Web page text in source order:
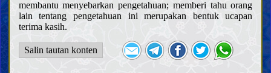
membantu menyebarkan pengetahuan; memberi tahu orang
lain tentang pengetahuan ini merupakan bentuk ucapan
terima kasih.
Salin tautan konten
Memahami iman dan kekufuran
Sifat-sifat iman dan kekufuran serta para pengikutnya
Akhlak